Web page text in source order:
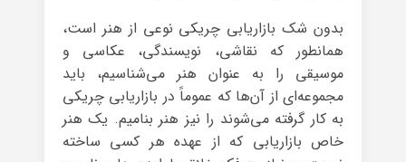
بدون شک بازاریابی چریکی نوعی از هنر است،
همانطور که نقاشی، نویسندگی، عکاسی و
موسیقی را به عنوان هنر می‌شناسیم، باید
مجموعه‌ای از آن‌ها که عموماً در بازاریابی چریکی
به کار گرفته می‌شوند را نیز هنر بنامیم. یک هنر
خاص بازاریابی که از عهده هر کسی ساخته